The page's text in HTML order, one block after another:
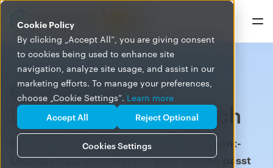
Cookie Policy
By clicking „Accept All”, you are giving consent
to cookies being used to enhance site
navigation, analyze site usage, and assist in our
marketing efforts. To manage your preferences,
choose „Cookie Settings”. Learn more
Cookies Settings
Accept All Reject Optional
Cloud-Content-
Lösungen im Vergleich
Es gibt viele Cloud-Speicher- und Content-
Lösungen auf dem Markt – aber welche passt